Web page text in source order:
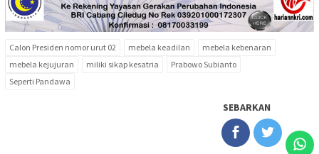
Calon Presiden nomor urut 02 mebela keadilan
mebela kebenaran
mebela kejujuran
miliki sikap kesatria
Prabowo Subianto
Seperti Pandawa
SEBARKAN